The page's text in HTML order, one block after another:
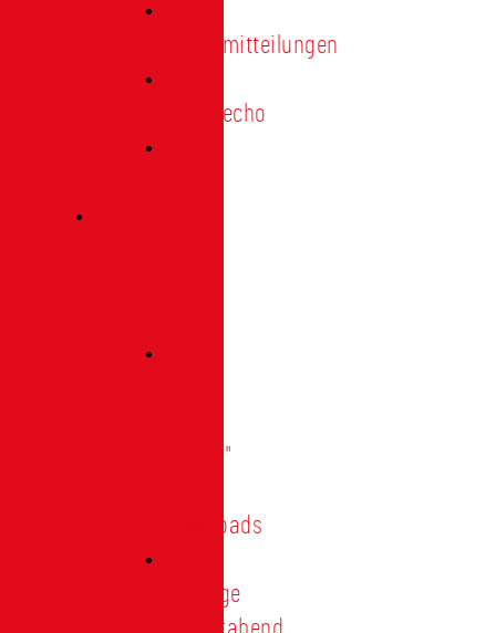
Pressemitteilungen
Presseecho
"digital"
Downloads
Vorträge